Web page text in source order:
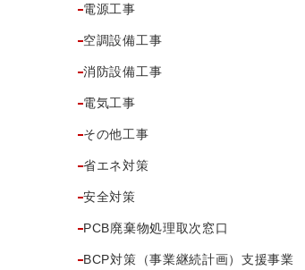
電源工事
空調設備工事
消防設備工事
電気工事
その他工事
省エネ対策
安全対策
PCB廃棄物処理取次窓口
BCP対策（事業継続計画）支援事業